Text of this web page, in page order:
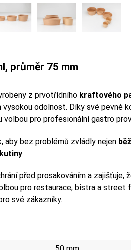
průměr 75 mm
z prvotřídního kraftového
vysokou odolnost. Díky své pevné
volbou pro profesionální gastro
aby bez problémů zvládly nejen
.
před prosakováním a zajišťuje,
pro restaurace, bistra a street
své zákazníky.